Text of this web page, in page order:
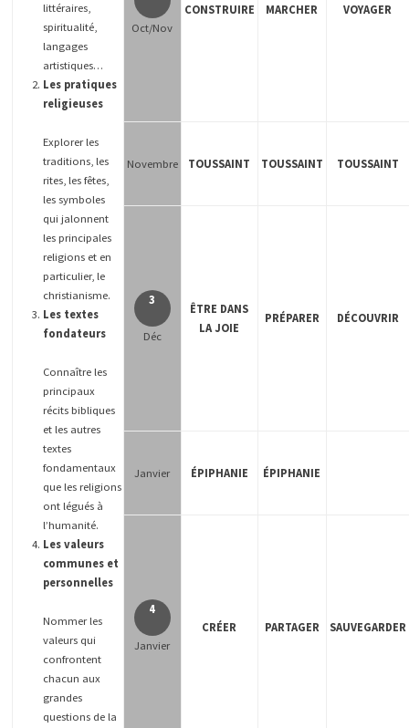
littéraires,
spiritualité,
langages
artistiques…
Les pratiques
religieuses
Explorer les
traditions, les
rites, les fêtes,
les symboles
qui jalonnent
les principales
religions et en
particulier, le
christianisme.
Les textes
fondateurs
Connaître les
principaux
récits bibliques
et les autres
textes
fondamentaux
que les religions
ont légués à
l’humanité.
Les valeurs
communes et
personnelles
Nommer les
valeurs qui
confrontent
chacun aux
grandes
questions de la
Oct/Nov
CONSTRUIRE MARCHER VOYAGER
Novembre TOUSSAINT TOUSSAINT TOUSSAINT
3
Déc
ÊTRE DANS
LA JOIE
PRÉPARER DÉCOUVRIR
Janvier ÉPIPHANIE ÉPIPHANIE
4
Janvier
CRÉER PARTAGER SAUVEGARDER